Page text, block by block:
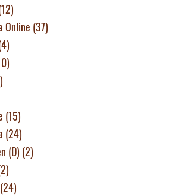
Online (37)
(15)
(24)
(D) (2)
(24)